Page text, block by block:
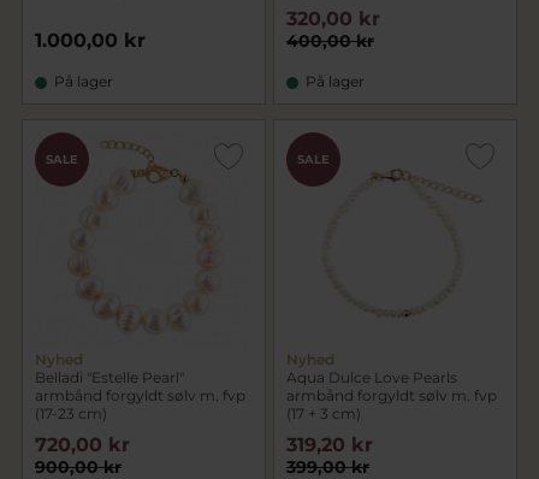
1.000,00 kr
På lager
400,00 kr
320,00 kr
På lager
SALE
Nyhed
Belladi "Estelle Pearl"
armbånd forgyldt sølv m. fvp
(17-23 cm)
900,00 kr
720,00 kr
SALE
Nyhed
Aqua Dulce Love Pearls
armbånd forgyldt sølv m. fvp
(17 + 3 cm)
399,00 kr
319,20 kr